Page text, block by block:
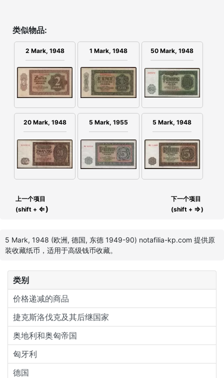
类别
价格递减的商品
捷克斯洛伐克及其后继国家
奥地利和奥匈帝国
匈牙利
德国
类似物品:
2 Mark, 1948 1 Mark, 1948 50 Mark, 1948
20 Mark, 1948 5 Mark, 1955 5 Mark, 1948
上一个项目
(shift + ⇐)
下一个项目
(shift + ⇒)
5 Mark, 1948 (欧洲, 德国, 东德 1949-90) notafilia-kp.com 提供原
装收藏纸币，适用于高级钱币收藏。